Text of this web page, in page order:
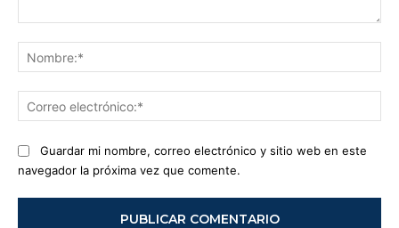
Guardar mi nombre, correo electrónico y sitio web en este
navegador la próxima vez que comente.